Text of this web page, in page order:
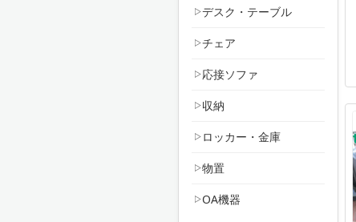
デスク・テーブル
チェア
応接ソファ
収納
ロッカー・金庫
物置
OA機器